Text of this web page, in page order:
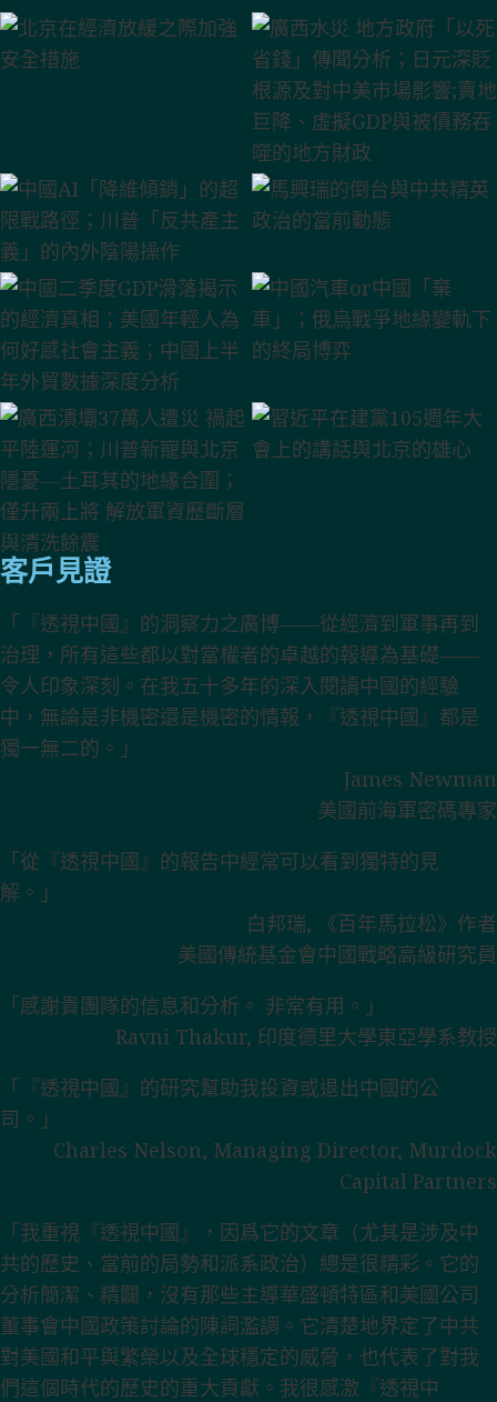
客戶見證
「『透視中國』的洞察力之廣博——從經濟到軍事再到
治理，所有這些都以對當權者的卓越的報導為基礎——
令人印象深刻。在我五十多年的深入閱讀中國的經驗
中，無論是非機密還是機密的情報，『透視中國』都是
獨一無二的。」
James Newman
美國前海軍密碼專家
「從『透視中國』的報告中經常可以看到獨特的見
解。」
白邦瑞, 《百年馬拉松》作者
美國傳統基金會中國戰略高級研究員
「感謝貴團隊的信息和分析。 非常有用。」
Ravni Thakur, 印度德里大學東亞學系教授
「『透視中國』的研究幫助我投資或退出中國的公
司。」
Charles Nelson, Managing Director, Murdock
Capital Partners
「我重視『透視中國』，因爲它的文章（尤其是涉及中
共的歷史、當前的局勢和派系政治）總是很精彩。它的
分析簡潔、精闢，沒有那些主導華盛頓特區和美國公司
董事會中國政策討論的陳詞濫調。它清楚地界定了中共
對美國和平與繁榮以及全球穩定的威脅，也代表了對我
們這個時代的歷史的重大貢獻。我很感激『透視中